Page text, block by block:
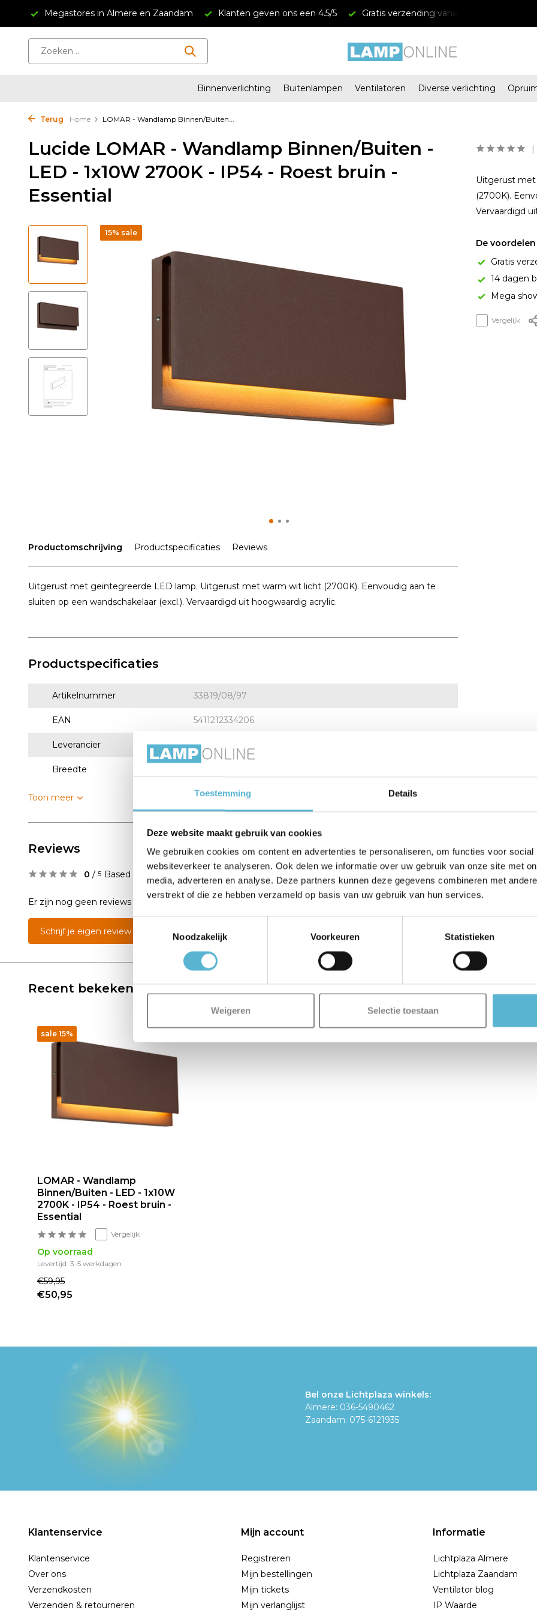
Toestemming Details
Deze website maakt gebruik van cookies
We gebruiken cookies om content en advertenties te personaliseren, om functies voor
websiteverkeer te analyseren. Ook delen we informatie over uw gebruik van onze site met
media, adverteren en analyse. Deze partners kunnen deze gegevens combineren met
verstrekt of die ze hebben verzameld op basis van uw gebruik van hun services.
Noodzakelijk
Voorkeuren Statistieken
Weigeren Selectie toestaan
Megastores in Almere en Zaandam Klanten geven ons een 4.5/5 Gratis verzending vanaf € 34,95
Binnenverlichting Buitenlampen Ventilatoren Diverse verlichting
Terug Home LOMAR - Wandlamp Binnen/Buiten...
Lucide LOMAR - Wandlamp Binnen/Buiten -
LED - 1x10W 2700K - IP54 - Roest bruin -
Essential
15% sale
Productomschrijving Productspecificaties Reviews
Uitgerust met geïntegreerde LED lamp. Uitgerust met warm wit licht (2700K). Eenvoudig aan te
sluiten op een wandschakelaar (excl.). Vervaardigd uit hoogwaardig acrylic.
Productspecificaties
Artikelnummer 33819/08/97
EAN 5411212334206
Leverancier Lucide
Breedte
Toon meer
Uitgerust
(2700K).
Vervaardigd
De
Gratis
14 dagen
Mega
Vergelijk
Reviews
0 / 5 Based on 0 reviews
Er zijn nog geen reviews geschreven over dit product..
Schrijf je eigen review
Recent bekeken
sale 15%
LOMAR - Wandlamp
Binnen/Buiten - LED - 1x10W
2700K - IP54 - Roest bruin -
Essential
Vergelijk
Op voorraad
Levertijd: 3-5 werkdagen
€59,95
€50,95
Bel onze Lichtplaza winkels:
Almere: 036-5490462
Zaandam: 075-6121935
Klantenservice
Klantenservice
Over ons
Verzendkosten
Verzenden & retourneren
Mijn account
Registreren
Mijn bestellingen
Mijn tickets
Mijn verlanglijst
Informatie
Lichtplaza Almere
Lichtplaza Zaandam
Ventilator blog
IP Waarde